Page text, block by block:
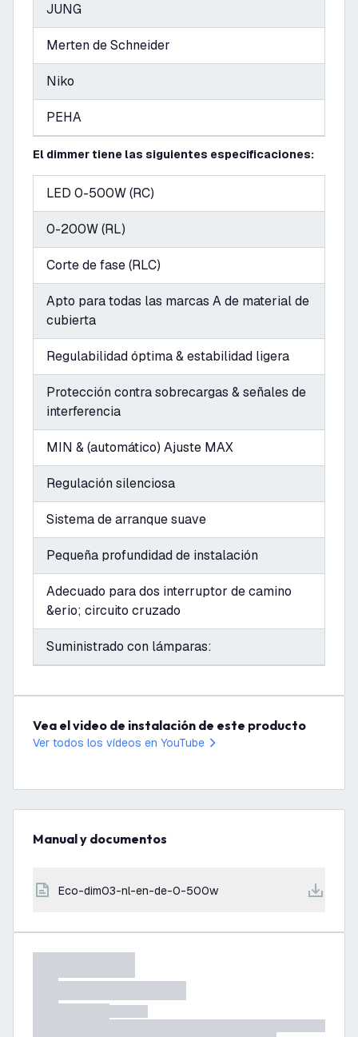
JUNG
Merten de Schneider
Niko
PEHA
El dimmer tiene las siguientes especificaciones:
LED 0-500W (RC)
0-200W (RL)
Corte de fase (RLC)
Apto para todas las marcas A de material de
cubierta
Regulabilidad óptima & estabilidad ligera
Protección contra sobrecargas & señales de
interferencia
MIN & (automático) Ajuste MAX
Regulación silenciosa
Sistema de arranque suave
Pequeña profundidad de instalación
Adecuado para dos interruptor de camino
&erio; circuito cruzado
Suministrado con lámparas:
Vea el video de instalación de este producto
Ver todos los vídeos en YouTube
Manual y documentos
eco-dim03-nl-en-de-0-500w